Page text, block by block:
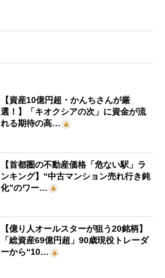
【資産10億円超・かんちさんが厳
選！】「キオクシアの次」に資金が流
れる期待の高…
【首都圏の不動産価格「危ない駅」ラ
ンキング】“中古マンション売れ行き鈍
化”のワー…
【億り人オールスターが狙う20銘柄】
「総資産69億円超」90歳現役トレーダ
ーから“10…